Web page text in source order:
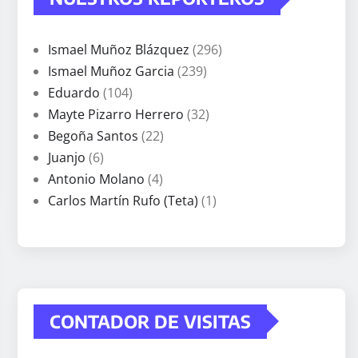
Ismael Muñoz Blázquez (296)
Ismael Muñoz Garcia (239)
Eduardo (104)
Mayte Pizarro Herrero (32)
Begoña Santos (22)
Juanjo (6)
Antonio Molano (4)
Carlos Martín Rufo (Teta) (1)
CONTADOR DE VISITAS